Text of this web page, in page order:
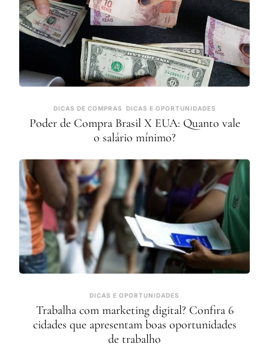
DICAS DE COMPRAS DICAS E OPORTUNIDADES
Poder de Compra Brasil X EUA: Quanto vale
o salário mínimo?
DICAS E OPORTUNIDADES
Trabalha com marketing digital? Confira 6
cidades que apresentam boas oportunidades
de trabalho